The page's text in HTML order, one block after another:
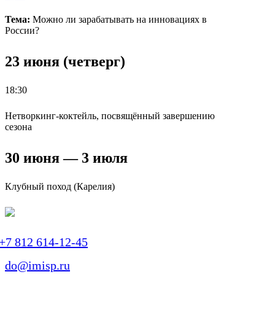
Тема: Можно ли зарабатывать на инновациях в
России?
23 июня (четверг)
18:30
Нетворкинг-коктейль, посвящённый завершению
сезона
30 июня — 3 июля
Клубный поход (Карелия)
812 614-12-45
do@imisp.ru